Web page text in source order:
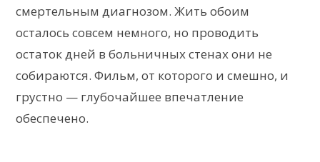
смертельным диагнозом. Жить обоим
осталось совсем немного, но проводить
остаток дней в больничных стенах они не
собираются. Фильм, от которого и смешно, и
грустно — глубочайшее впечатление
обеспечено.